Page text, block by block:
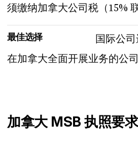
须缴纳加拿大公司税（15%
最佳选择
在加拿大全面开展业务的公司
国际公
加拿大 MSB 执照要求